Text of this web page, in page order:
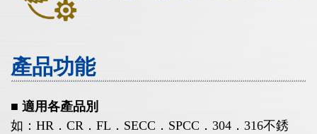
產品功能
■ 適用各產品別
如：HR．CR．FL．SECC．SPCC．304．316不銹